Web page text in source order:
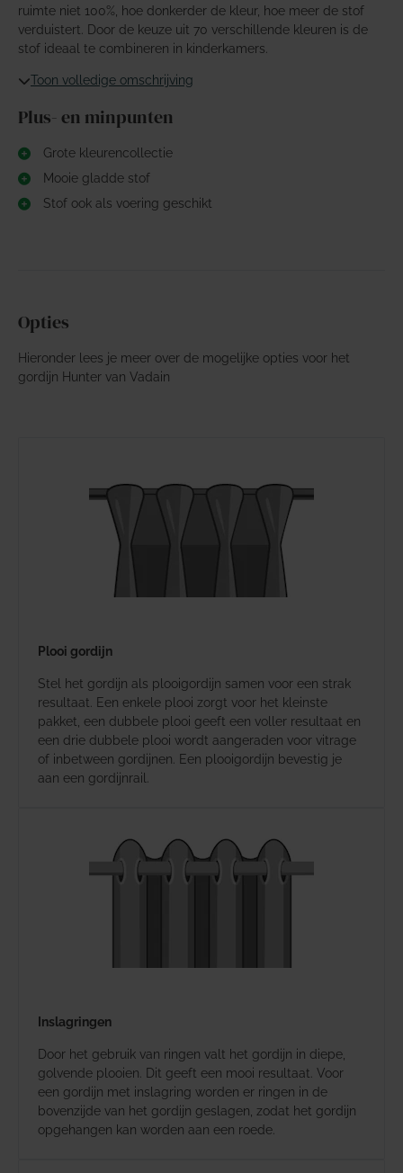
ruimte niet 100%, hoe donkerder de kleur, hoe meer de stof
verduistert. Door de keuze uit 70 verschillende kleuren is de
stof ideaal te combineren in kinderkamers.
Toon volledige omschrijving
Plus- en minpunten
Grote kleurencollectie
Mooie gladde stof
Stof ook als voering geschikt
Opties
Hieronder lees je meer over de mogelijke opties voor het
gordijn Hunter van Vadain
Plooi gordijn
Stel het gordijn als plooigordijn samen voor een strak
resultaat. Een enkele plooi zorgt voor het kleinste
pakket, een dubbele plooi geeft een voller resultaat en
een drie dubbele plooi wordt aangeraden voor vitrage
of inbetween gordijnen. Een plooigordijn bevestig je
aan een gordijnrail.
Inslagringen
Door het gebruik van ringen valt het gordijn in diepe,
golvende plooien. Dit geeft een mooi resultaat. Voor
een gordijn met inslagring worden er ringen in de
bovenzijde van het gordijn geslagen, zodat het gordijn
opgehangen kan worden aan een roede.